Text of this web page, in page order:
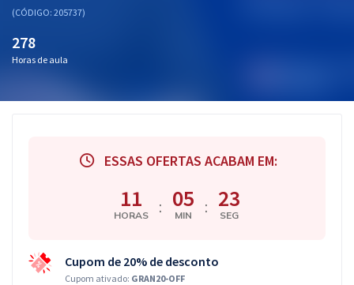
(CÓDIGO: 205737)
278
Horas de aula
ESSAS OFERTAS ACABAM EM:
11
HORAS : 05
MIN : 22
SEG
Cupom de 20% de desconto
Cupom ativado: GRAN20-OFF